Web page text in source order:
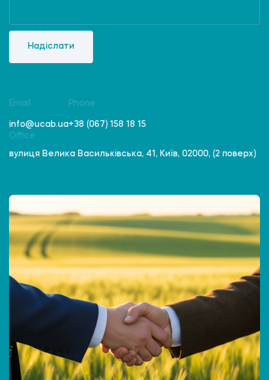
Надіслати
Email
info@ucab.ua
Phone
+38 (067) 158 18 15
Office
вулиця Велика Васильківська, 41, Київ, 02000, (2 поверх)